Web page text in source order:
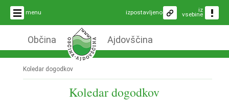
menu iz
vsebine
izpostavljeno
Občina Ajdovščina
Koledar dogodkov
Koledar dogodkov